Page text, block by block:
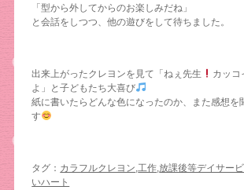
「型から外してからのお楽しみだね」
と会話をしつつ、他の遊びをして待ちました。
出来上がったクレヨンを見て「ねぇ先生
カッコ
よ」と子どもたち大喜び
紙に書いたらどんな色になったのか、また感想を
す
タグ： カラフルクレヨン,工作,放課後等デイサー
いハート